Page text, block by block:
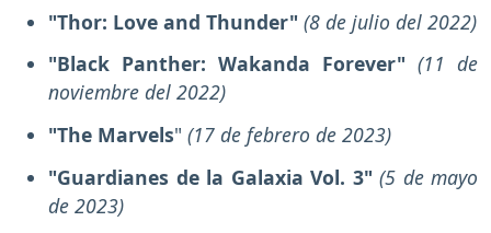
"Thor: Love and Thunder" (8 de julio del 2022)
"Black Panther: Wakanda Forever" (11 de
noviembre del 2022)
"The Marvels" (17 de febrero de 2023)
"Guardianes de la Galaxia Vol. 3" (5 de mayo
de 2023)